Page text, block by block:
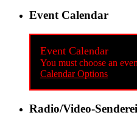
Event Calendar
Event Calendar
You must choose an
Calendar Options
Radio/Video-